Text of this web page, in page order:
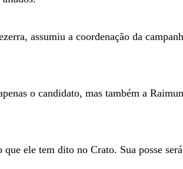
assumiu a coordenação da
o candidato, mas também a
ele tem dito no Crato. Sua posse será